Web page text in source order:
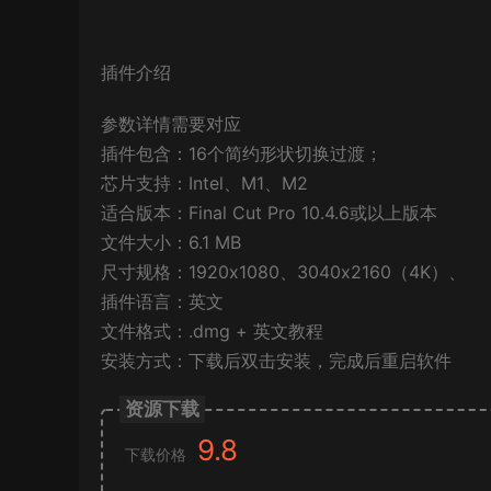
插件介绍
参数详情需要对应
插件包含：16个简约形状切换过渡；
芯片支持：Intel、M1、M2
适合版本：Final Cut Pro 10.4.6或以上版本
文件大小：6.1 MB
尺寸规格：1920x1080、3040x2160（4K）、
插件语言：英文
文件格式：.dmg + 英文教程
安装方式：下载后双击安装，完成后重启软件
资源下载
下载价格 9.8